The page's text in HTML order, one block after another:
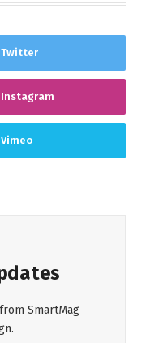
Twitter
Instagram
Vimeo
SmartMag